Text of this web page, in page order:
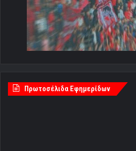
Πρωτοσέλιδα Εφημερίδων